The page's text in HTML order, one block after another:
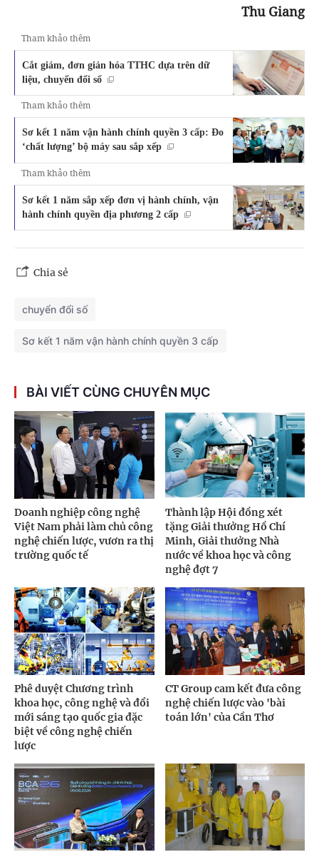
Thu Giang
Tham khảo thêm
Cắt giảm, đơn giản hóa TTHC dựa trên dữ
liệu, chuyển đổi số
Tham khảo thêm
Sơ kết 1 năm vận hành chính quyền 3 cấp: Đo
‘chất lượng’ bộ máy sau sắp xếp
Tham khảo thêm
Sơ kết 1 năm sắp xếp đơn vị hành chính, vận
hành chính quyền địa phương 2 cấp
Chia sẻ
chuyển đổi số
Sơ kết 1 năm vận hành chính quyền 3 cấp
BÀI VIẾT CÙNG CHUYÊN MỤC
Doanh nghiệp công nghệ
Việt Nam phải làm chủ công
nghệ chiến lược, vươn ra thị
trường quốc tế
Thành lập Hội đồng xét
tặng Giải thưởng Hồ Chí
Minh, Giải thưởng Nhà
nước về khoa học và công
nghệ đợt 7
Phê duyệt Chương trình
khoa học, công nghệ và đổi
mới sáng tạo quốc gia đặc
biệt về công nghệ chiến
lược
CT Group cam kết đưa công
nghệ chiến lược vào 'bài
toán lớn' của Cần Thơ